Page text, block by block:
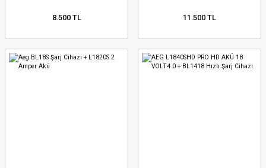
8.500 TL 11.500 TL